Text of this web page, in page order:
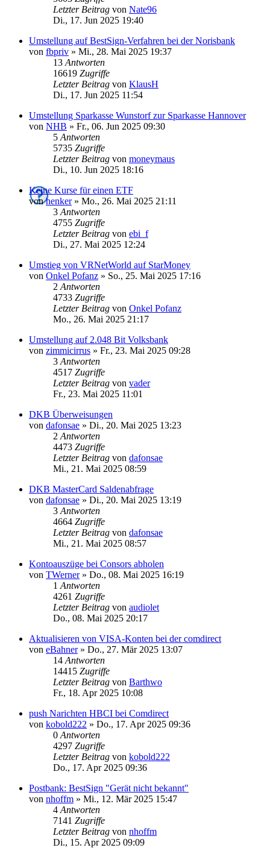
Letzter Beitrag von Nate96
Di., 17. Jun 2025 19:40
Umstellung auf BestSign-Verfahren bei der Norisbank
von fbpriv » Mi., 28. Mai 2025 19:37
13 Antworten
16619 Zugriffe
Letzter Beitrag von KlausH
Di., 17. Jun 2025 11:54
Umstellung Sparkasse Wunstorf zur Sparkasse Hannover
von NHB » Fr., 06. Jun 2025 09:30
5 Antworten
5735 Zugriffe
Letzter Beitrag von moneymaus
Di., 10. Jun 2025 18:16
Keine Kurse für einen ETF
vonhenker» Mo., 26. Mai 2025 21:11
3 Antworten
4755 Zugriffe
Letzter Beitrag von ebi_f
Di., 27. Mai 2025 12:24
Umstieg von VRNetWorld auf StarMoney
von Onkel Pofanz » So., 25. Mai 2025 17:16
2 Antworten
4733 Zugriffe
Letzter Beitrag von Onkel Pofanz
Mo., 26. Mai 2025 21:17
Umstellung auf 2.048 Bit Volksbank
von zimmicirrus » Fr., 23. Mai 2025 09:28
3 Antworten
4517 Zugriffe
Letzter Beitrag von vader
Fr., 23. Mai 2025 11:01
DKB Überweisungen
von dafonsae » Di., 20. Mai 2025 13:23
2 Antworten
4473 Zugriffe
Letzter Beitrag von dafonsae
Mi., 21. Mai 2025 08:59
DKB MasterCard Saldenabfrage
von dafonsae » Di., 20. Mai 2025 13:19
3 Antworten
4664 Zugriffe
Letzter Beitrag von dafonsae
Mi., 21. Mai 2025 08:57
Kontoauszüge bei Consors abholen
von TWerner» Do., 08. Mai 2025 16:19
1 Antworten
4261 Zugriffe
Letzter Beitrag von audiolet
Do., 08. Mai 2025 20:17
Aktualisieren von VISA-Konten bei der comdirect
von eBahner» Do., 27. Mär 2025 13:07
14 Antworten
14415 Zugriffe
Letzter Beitrag von Barthwo
Fr., 18. Apr 2025 10:08
push Narichten HBCI bei Comdirect
von kobold222 » Do., 17. Apr 2025 09:36
0 Antworten
4297 Zugriffe
Letzter Beitrag von kobold222
Do., 17. Apr 2025 09:36
Postbank: BestSign "Gerät nicht bekannt"
von nhoffm » Mi., 12. Mär 2025 15:47
4 Antworten
7141 Zugriffe
Letzter Beitrag von nhoffm
Di., 15. Apr 2025 09:09